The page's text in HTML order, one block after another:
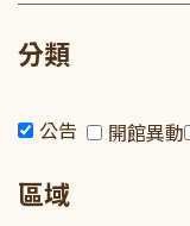
分類
公告 開館異動
區域